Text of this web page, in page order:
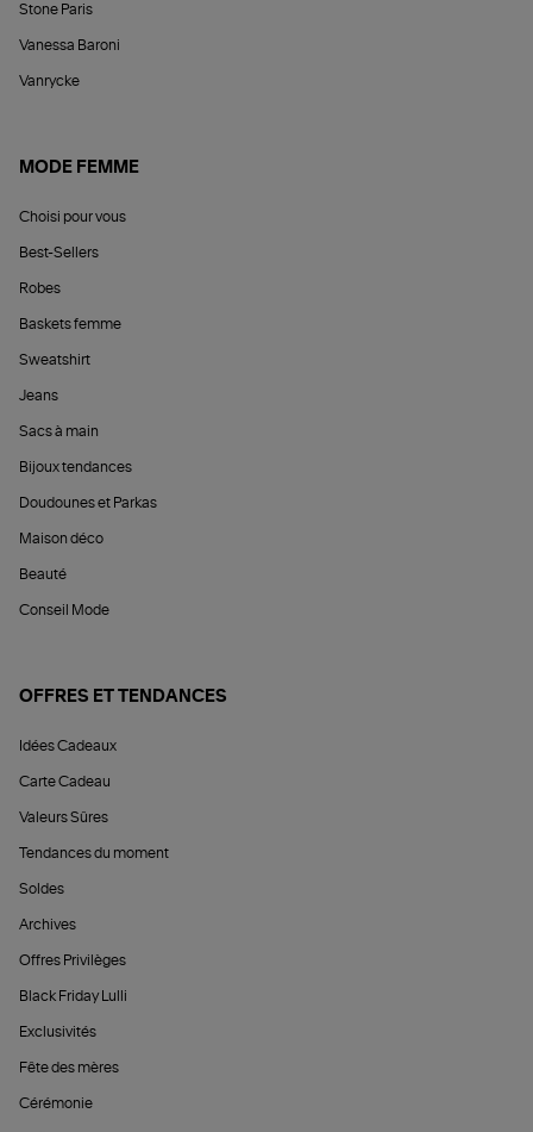
Stone Paris
Vanessa Baroni
Vanrycke
MODE FEMME
Choisi pour vous
Best-Sellers
Robes
Baskets femme
Sweatshirt
Jeans
Sacs à main
Bijoux tendances
Doudounes et Parkas
Maison déco
Beauté
Conseil Mode
OFFRES ET TENDANCES
Idées Cadeaux
Carte Cadeau
Valeurs Sûres
Tendances du moment
Soldes
Archives
Offres Privilèges
Black Friday Lulli
Exclusivités
Fête des mères
Cérémonie